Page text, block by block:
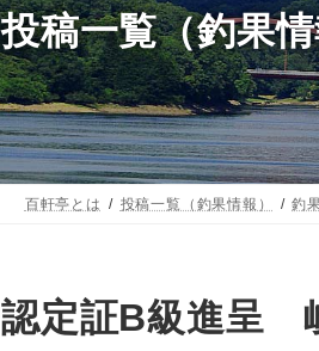
投稿一覧（釣果
百軒亭とは 投稿一覧（釣果情報） 釣
認定証B級進呈